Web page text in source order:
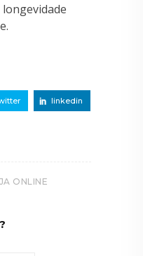
linkedin
ONLINE